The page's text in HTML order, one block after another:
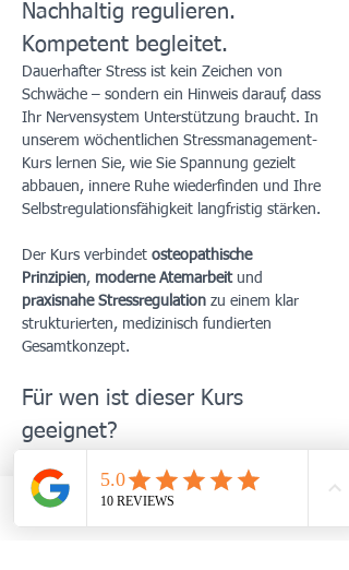
Nachhaltig regulieren.
Kompetent begleitet.
Dauerhafter Stress ist kein Zeichen von
Schwäche – sondern ein Hinweis darauf, dass
Ihr Nervensystem Unterstützung braucht. In
unserem wöchentlichen Stressmanagement-
Kurs lernen Sie, wie Sie Spannung gezielt
abbauen, innere Ruhe wiederfinden und Ihre
Selbstregulationsfähigkeit langfristig stärken.
Der Kurs verbindet osteopathische
Prinzipien, moderne Atemarbeit und
praxisnahe Stressregulation zu einem klar
strukturierten, medizinisch fundierten
Gesamtkonzept.
Für wen ist dieser Kurs
geeignet?
Erschöpfung oder innerer Unruhe
Patient:innen mit stressassoziierten
Beschwerden (z. B. Schlafprobleme,